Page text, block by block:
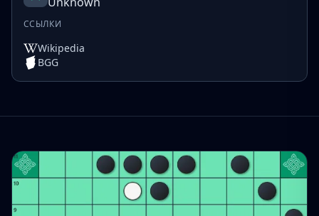
ССЫЛКИ
Wikipedia
BGG